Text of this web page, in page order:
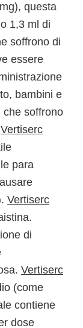
questa
1,3 ml di
soffrono di
essere
bambini e
che soffrono
Vertiserc
para
Vertiserc
di
Vertiserc
(come
contiene
dose